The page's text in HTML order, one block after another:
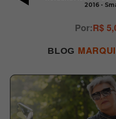
2016 -
R$
BLOG